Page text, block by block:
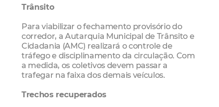
Trânsito
Para viabilizar o fechamento provisório do
corredor, a Autarquia Municipal de Trânsito e
Cidadania (AMC) realizará o controle de
tráfego e disciplinamento da circulação. Com
a medida, os coletivos devem passar a
trafegar na faixa dos demais veículos.
Trechos recuperados